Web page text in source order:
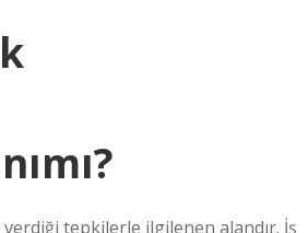
tepkilerle ilgilenen alandır. İş